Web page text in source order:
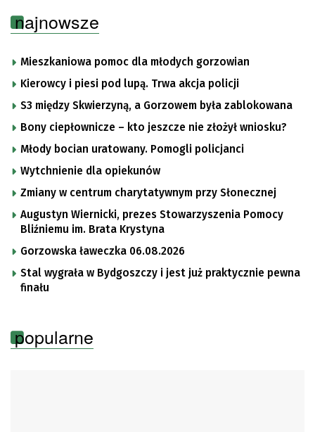
najnowsze
Mieszkaniowa pomoc dla młodych gorzowian
Kierowcy i piesi pod lupą. Trwa akcja policji
S3 między Skwierzyną, a Gorzowem była zablokowana
Bony ciepłownicze – kto jeszcze nie złożył wniosku?
Młody bocian uratowany. Pomogli policjanci
Wytchnienie dla opiekunów
Zmiany w centrum charytatywnym przy Słonecznej
Augustyn Wiernicki, prezes Stowarzyszenia Pomocy
Bliźniemu im. Brata Krystyna
Gorzowska ławeczka 06.08.2026
Stal wygrała w Bydgoszczy i jest już praktycznie pewna
finału
popularne